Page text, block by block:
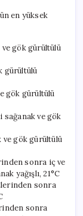
en yüksek
ve gök gürültülü
gürültülü
gök gürültülü
sağanak ve gök
ve gök gürültülü
sonra iç ve
yağışlı, 21°C
sonra
sonra